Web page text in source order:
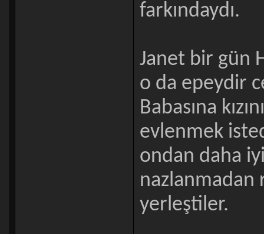
farkındaydı.
Janet bir gün
o da epeydir
Babasına
evlenmek
ondan daha
nazlanmadan
yerleştiler.